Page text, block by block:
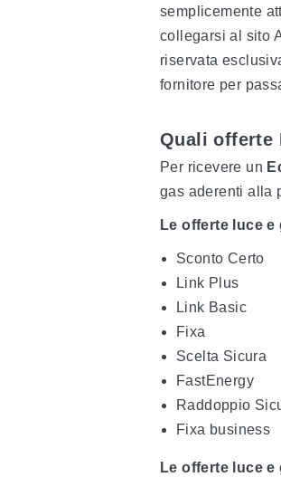
semplicemente
collegarsi al sito
riservata
fornitore per
Quali offerte
Per ricevere un
gas aderenti alla
Le offerte luce
Sconto Certo
Link Plus
Link Basic
Fixa
Scelta Sicura
FastEnergy
Raddoppio
Fixa business
Le offerte luce